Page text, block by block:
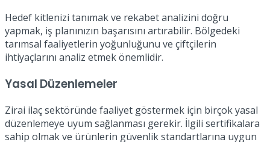
Hedef kitlenizi tanımak ve rekabet analizini doğru
yapmak, iş planınızın başarısını artırabilir. Bölgedeki
tarımsal faaliyetlerin yoğunluğunu ve çiftçilerin
ihtiyaçlarını analiz etmek önemlidir.
Yasal Düzenlemeler
Zirai ilaç sektöründe faaliyet göstermek için birçok yasal
düzenlemeye uyum sağlanması gerekir. İlgili sertifikalara
sahip olmak ve ürünlerin güvenlik standartlarına uygun